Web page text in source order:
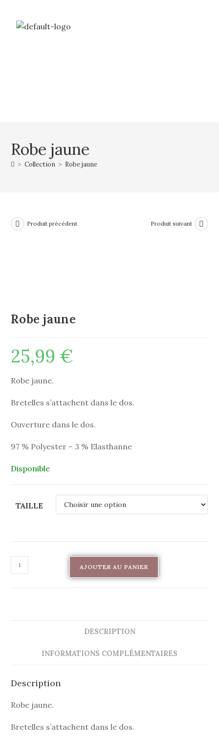
Robe jaune
> Collection > Robe jaune
Produit précédent Produit suivant
Robe jaune
25,99 €
Robe jaune.
Bretelles s’attachent dans le dos.
Ouverture dans le dos.
97 % Polyester – 3 % Elasthanne
Disponible
TAILLE
AJOUTER AU PANIER
DESCRIPTION
INFORMATIONS COMPLÉMENTAIRES
Description
Robe jaune.
Bretelles s’attachent dans le dos.